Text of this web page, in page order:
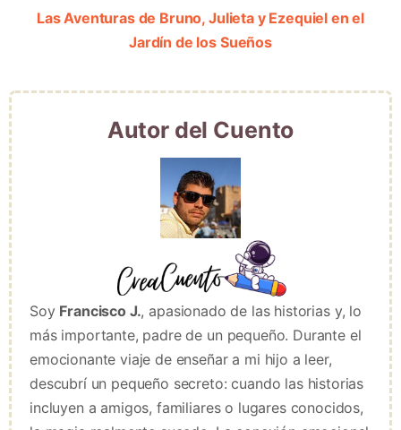
Las Aventuras de Bruno, Julieta y Ezequiel en el
Jardín de los Sueños
Autor del Cuento
Soy Francisco J., apasionado de las historias y, lo
más importante, padre de un pequeño. Durante el
emocionante viaje de enseñar a mi hijo a leer,
descubrí un pequeño secreto: cuando las historias
incluyen a amigos, familiares o lugares conocidos,